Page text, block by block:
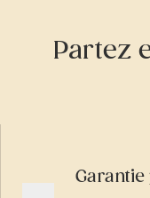
Partez
Garantie